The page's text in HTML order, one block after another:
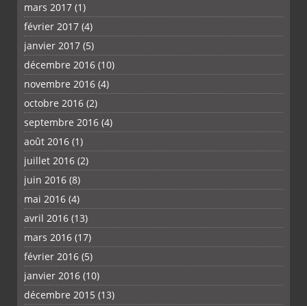
mars 2017 (1)
février 2017 (4)
janvier 2017 (5)
décembre 2016 (10)
novembre 2016 (4)
octobre 2016 (2)
septembre 2016 (4)
août 2016 (1)
juillet 2016 (2)
juin 2016 (8)
mai 2016 (4)
avril 2016 (13)
mars 2016 (17)
février 2016 (5)
janvier 2016 (10)
décembre 2015 (13)